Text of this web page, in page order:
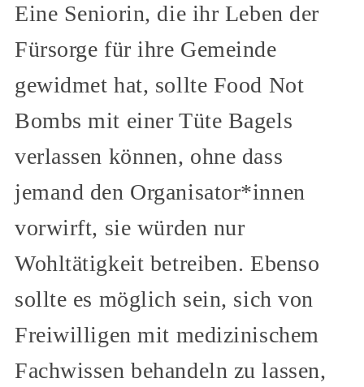
Eine Seniorin, die ihr Leben der
Fürsorge für ihre Gemeinde
gewidmet hat, sollte Food Not
Bombs mit einer Tüte Bagels
verlassen können, ohne dass
jemand den Organisator*innen
vorwirft, sie würden nur
Wohltätigkeit betreiben. Ebenso
sollte es möglich sein, sich von
Freiwilligen mit medizinischem
Fachwissen behandeln zu lassen,